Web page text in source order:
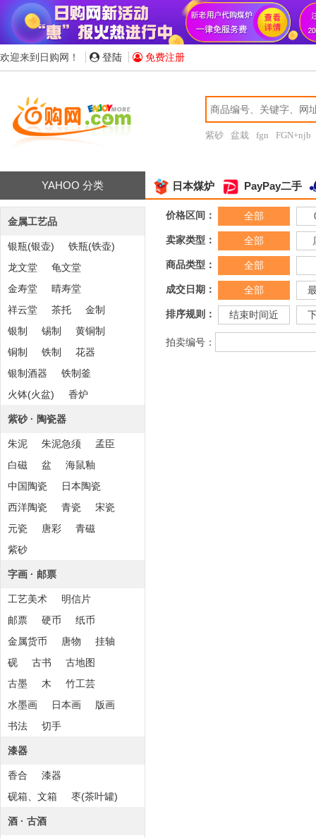
欢迎来到日购网！ 登陆 免费注册
紫砂 盆栽 fgn FGN+njb
YAHOO 分类 日本煤炉 PayPay二手
金属工艺品
银瓶(银壶)
铁瓶(铁壶)
龙文堂
龟文堂
金寿堂
晴寿堂
祥云堂
茶托
金制
银制
锡制
黄铜制
铜制
铁制
花器
银制酒器
铁制釜
火钵(火盆)
香炉
紫砂 · 陶瓷器
朱泥 朱泥急须
孟臣
白磁
盆
海鼠釉
中国陶瓷
日本陶瓷
西洋陶瓷
青瓷
宋瓷
元瓷
唐彩
青磁
紫砂
字画 · 邮票
工艺美术
明信片
邮票
硬币
纸币
金属货币
唐物
挂轴
砚
古书
古地图
古墨
木
竹工芸
水墨画
日本画
版画
书法
切手
漆器
香合
漆器
砚箱、文箱
枣(茶叶罐)
酒 · 古酒
价格区间： 全部
卖家类型： 全部
商品类型： 全部
成交日期： 全部
排序规则： 结束时间近
拍卖编号：